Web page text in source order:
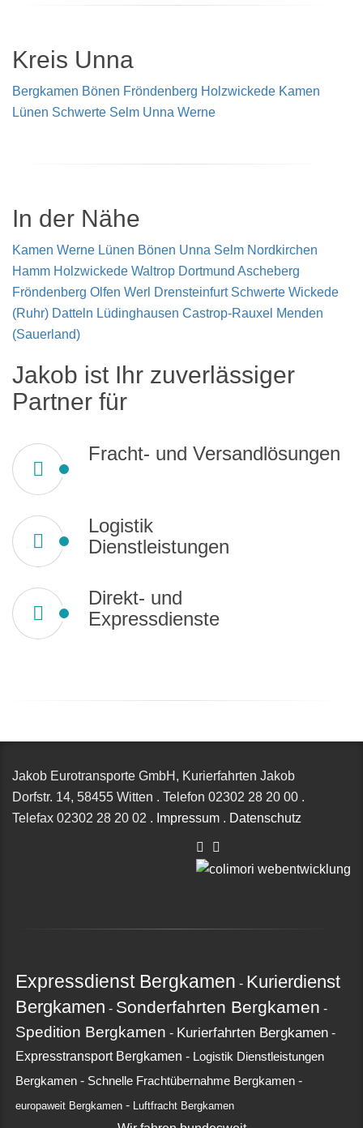
Kreis Unna
Bergkamen Bönen Fröndenberg Holzwickede Kamen
Lünen Schwerte Selm Unna Werne
In der Nähe
Kamen Werne Lünen Bönen Unna Selm Nordkirchen
Hamm Holzwickede Waltrop Dortmund Ascheberg
Fröndenberg Olfen Werl Drensteinfurt Schwerte Wickede
(Ruhr) Datteln Lüdinghausen Castrop-Rauxel Menden
(Sauerland)
Jakob ist Ihr zuverlässiger
Partner für
Fracht- und Versandlösungen
Logistik
Dienstleistungen
Direkt- und
Expressdienste
Jakob Eurotransporte GmbH, Kurierfahrten Jakob
Dorfstr. 14, 58455 Witten . Telefon 02302 28 20 00 .
Telefax 02302 28 20 02 . Impressum . Datenschutz
Expressdienst Bergkamen - Kurierdienst
Bergkamen - Sonderfahrten Bergkamen -
Spedition Bergkamen - Kurierfahrten Bergkamen -
Expresstransport Bergkamen - Logistik Dienstleistungen
Bergkamen - Schnelle Frachtübernahme Bergkamen -
europaweit Bergkamen - Luftfracht Bergkamen